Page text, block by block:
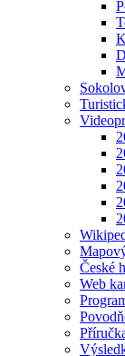
České
Web